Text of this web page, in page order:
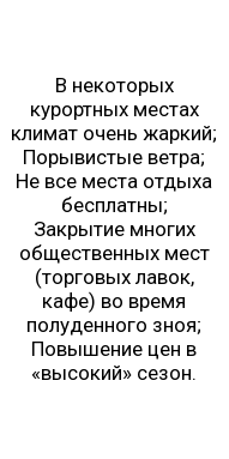
В некоторых
курортных местах
климат очень жаркий;
Порывистые ветра;
Не все места отдыха
бесплатны;
Закрытие многих
общественных мест
(торговых лавок,
кафе) во время
полуденного зноя;
Повышение цен в
«высокий» сезон.